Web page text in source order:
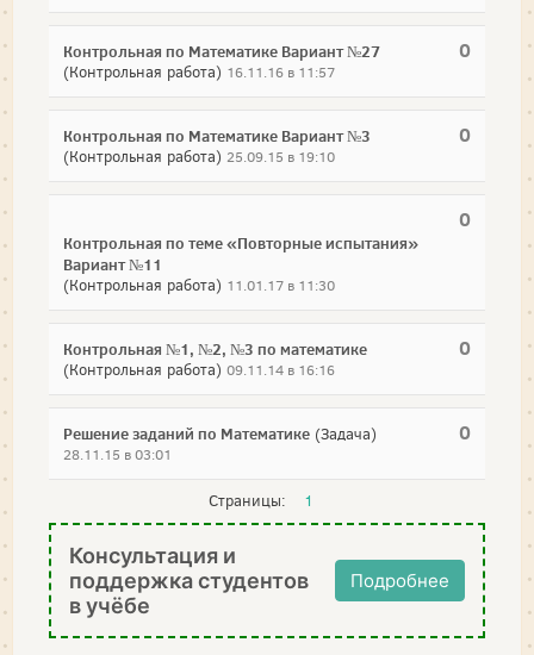
0
Контрольная по Математике Вариант №27
(Контрольная работа) 16.11.16 в 11:57
0
Контрольная по Математике Вариант №3
(Контрольная работа) 25.09.15 в 19:10
0
Контрольная по теме «Повторные испытания»
Вариант №11
(Контрольная работа) 11.01.17 в 11:30
0
Контрольная №1, №2, №3 по математике
(Контрольная работа) 09.11.14 в 16:16
0
Решение заданий по Математике (Задача)
28.11.15 в 03:01
Страницы: 1
Консультация и
поддержка студентов
в учёбе
Подробнее